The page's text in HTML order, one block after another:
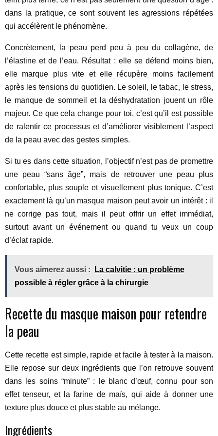
dans la pratique, ce sont souvent les agressions répétées
qui accélèrent le phénomène.
Concrètement, la peau perd peu à peu du collagène, de
l’élastine et de l’eau. Résultat : elle se défend moins bien,
elle marque plus vite et elle récupère moins facilement
après les tensions du quotidien. Le soleil, le tabac, le stress,
le manque de sommeil et la déshydratation jouent un rôle
majeur. Ce que cela change pour toi, c’est qu’il est possible
de ralentir ce processus et d’améliorer visiblement l’aspect
de la peau avec des gestes simples.
Si tu es dans cette situation, l’objectif n’est pas de promettre
une peau “sans âge”, mais de retrouver une peau plus
confortable, plus souple et visuellement plus tonique. C’est
exactement là qu’un masque maison peut avoir un intérêt : il
ne corrige pas tout, mais il peut offrir un effet immédiat,
surtout avant un événement ou quand tu veux un coup
d’éclat rapide.
Vous aimerez aussi :
La calvitie : un problème
possible à régler grâce à la chirurgie
Recette du masque maison pour retendre
la peau
Cette recette est simple, rapide et facile à tester à la maison.
Elle repose sur deux ingrédients que l’on retrouve souvent
dans les soins “minute” : le blanc d’œuf, connu pour son
effet tenseur, et la farine de maïs, qui aide à donner une
texture plus douce et plus stable au mélange.
Ingrédients